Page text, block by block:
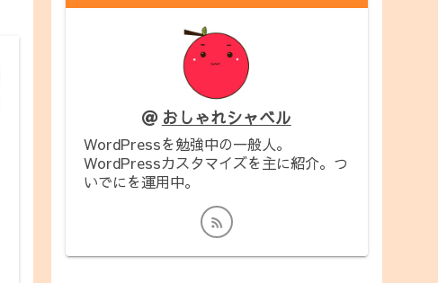
おしゃれシャベル
WordPressを勉強中の一般人。
WordPressカスタマイズを主に紹介。つ
いでにを運用中。